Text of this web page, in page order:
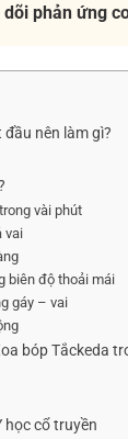
phản ứng
nên làm gì?
vài phút
vai
biên độ thoải mái
gáy – vai
bóp Tắckeda
học cổ truyền